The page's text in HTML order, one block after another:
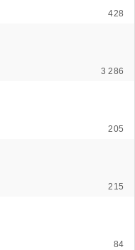
428
3 286
205
215
84